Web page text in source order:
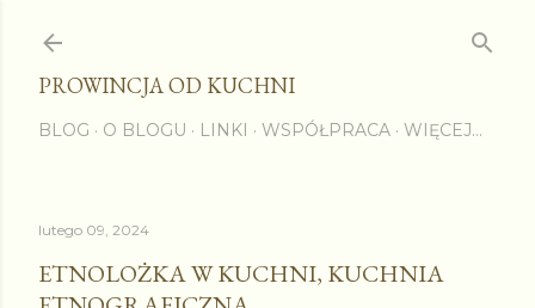
PROWINCJA OD KUCHNI
BLOG O BLOGU LINKI WSPÓŁPRACA WIĘCEJ…
lutego 09, 2024
ETNOLOŻKA W KUCHNI, KUCHNIA